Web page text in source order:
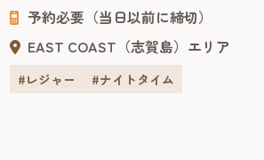
予約必要（当日以前に締切）
EAST COAST（志賀島）エリア
#レジャー #ナイトタイム